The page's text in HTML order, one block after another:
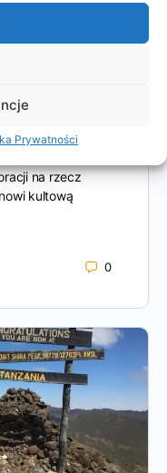
Prywatności
Bieszczady
na rzecz
kultową
0